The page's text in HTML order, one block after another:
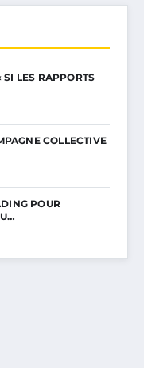
SI LES RAPPORTS
COLLECTIVE
POUR